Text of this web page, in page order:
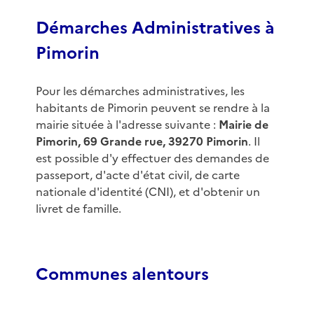
Démarches Administratives à
Pimorin
Pour les démarches administratives, les
habitants de Pimorin peuvent se rendre à la
mairie située à l'adresse suivante : Mairie de
Pimorin, 69 Grande rue, 39270 Pimorin. Il
est possible d'y effectuer des demandes de
passeport, d'acte d'état civil, de carte
nationale d'identité (CNI), et d'obtenir un
livret de famille.
Communes alentours